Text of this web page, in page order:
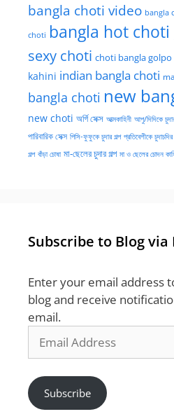
bangla choti video bangla
choti bangla hot
sexy choti choti bangla golpo
kahini indian bangla choti
bangla choti new
new choti অর্গি সেক্স আত্মকাহিনী আপু/দিদিকে
পারিবারিক সেক্স পিসি-ফুফুকে চুদার গল্প প্রতিবেশীকে চুদাচদির
গল্প বাঁড়া চোষা মা-ছেলের চুদার গল্প মা ও ছেলের চোদন
Subscribe to Blog via
Enter your email address
blog and receive
email.
Address
Subscribe